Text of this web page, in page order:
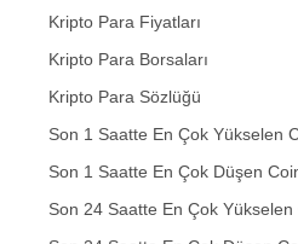
Kripto Para Fiyatları
Kripto Para Borsaları
Kripto Para Sözlüğü
Son 1 Saatte En Çok Yükselen
Son 1 Saatte En Çok Düşen
Son 24 Saatte En Çok Yükselen